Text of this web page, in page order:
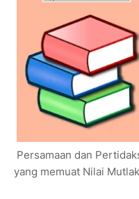
Persamaan dan
yang memuat Nilai